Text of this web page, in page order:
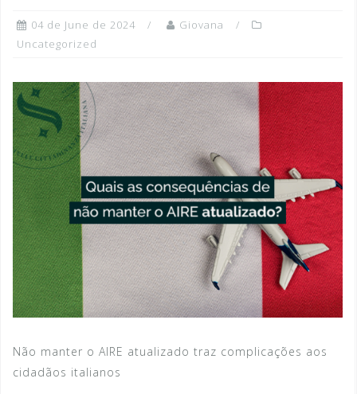
04 de June de 2024
Giovana
Uncategorized
Não manter o AIRE atualizado traz complicações aos
cidadãos italianos